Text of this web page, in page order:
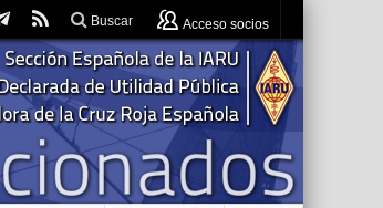
Buscar Acceso socios